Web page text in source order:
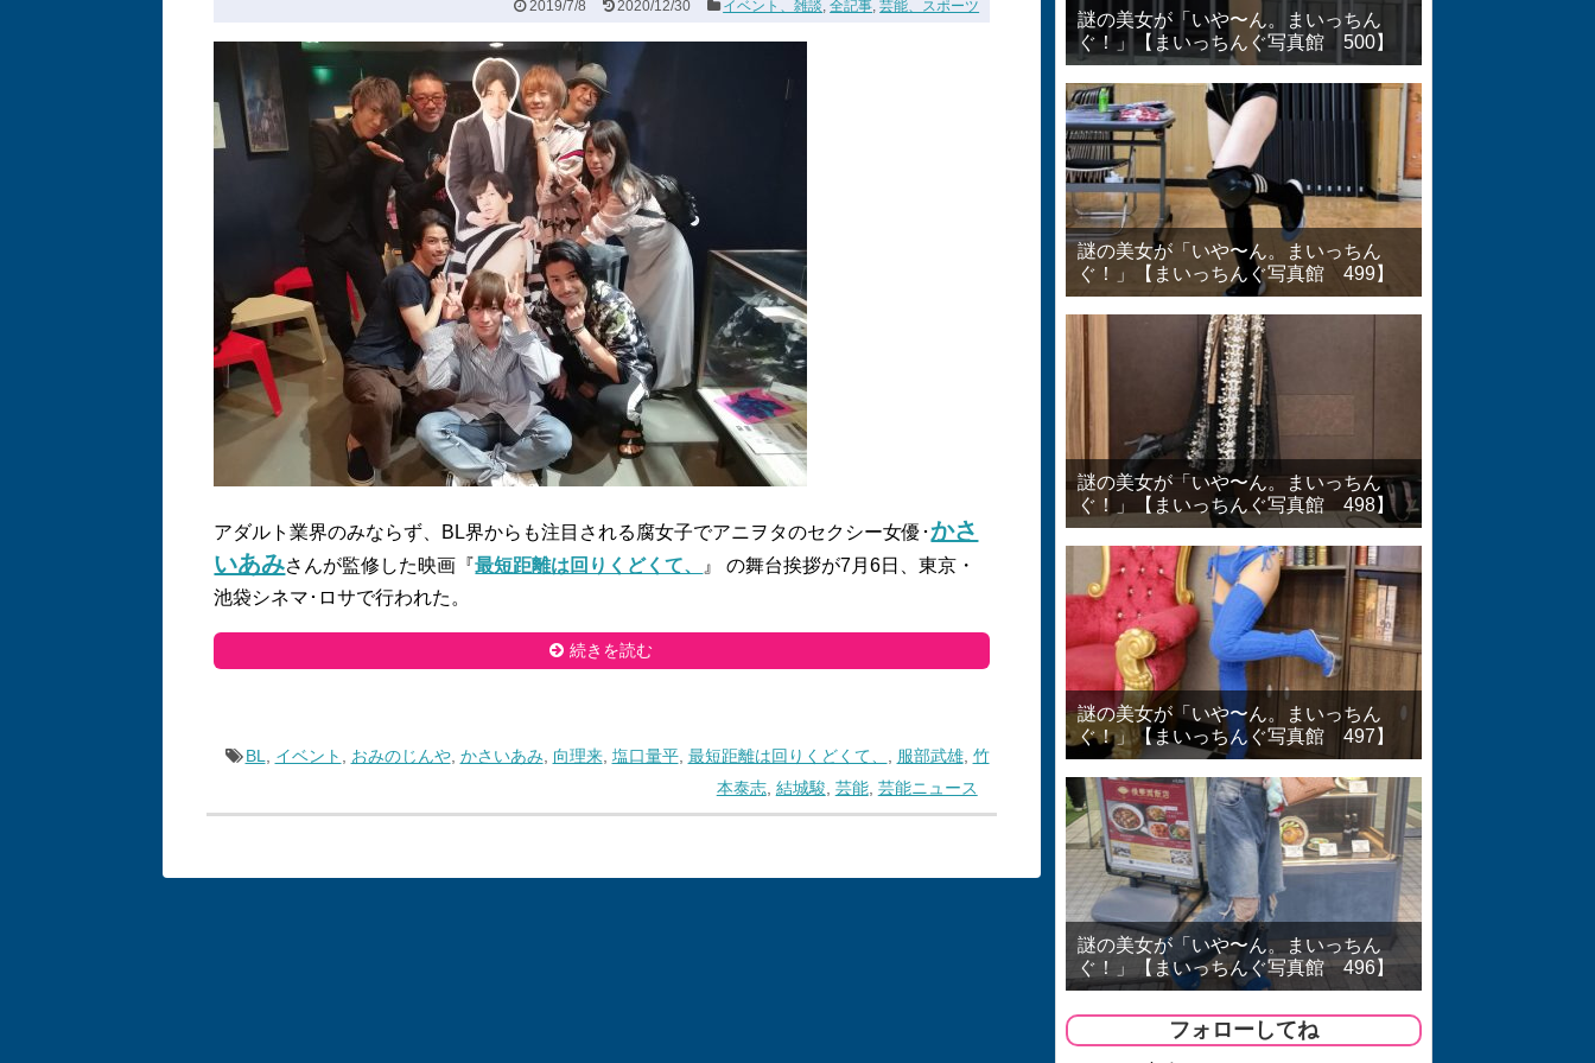
2019/7/8 2020/12/30 イベント、雑談,全記事,芸能、スポーツ
アダルト業界のみならず、BL界からも注目される腐女子でアニヲタのセクシー女優･かさ
いあみさんが監修した映画『最短距離は回りくどくて、
』 の舞台挨拶が7月6日、東京・
池袋シネマ･ロサで行われた。
続きを読む
BL イベント おみのじんや, かさいあみ 向理来, 塩口量平, 最短距離は回りくどくて、 服部武雄, 竹
本泰志, 結城駿 芸能, 芸能ニュース
謎の美女が「いや〜ん。まいっちん
ぐ！」【まいっちんぐ写真館 500】
謎の美女が「いや〜ん。まいっちん
ぐ！」【まいっちんぐ写真館 499】
謎の美女が「いや〜ん。まいっちん
ぐ！」【まいっちんぐ写真館 498】
謎の美女が「いや〜ん。まいっちん
ぐ！」【まいっちんぐ写真館 497】
謎の美女が「いや〜ん。まいっちん
ぐ！」【まいっちんぐ写真館 496】
フォローしてね